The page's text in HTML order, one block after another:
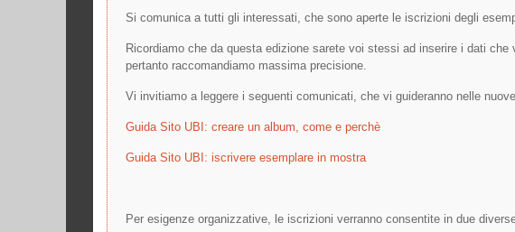
Si comunica a tutti gli interessati, che sono aperte le iscrizioni degli
Ricordiamo che da questa edizione sarete voi stessi ad inserire i dati
pertanto raccomandiamo massima precisione.
Vi invitiamo a leggere i seguenti comunicati, che vi guideranno nelle
Guida Sito UBI: creare un album, come e perchè
Guida Sito UBI: iscrivere esemplare in mostra
Per esigenze organizzative, le iscrizioni verranno consentite in due